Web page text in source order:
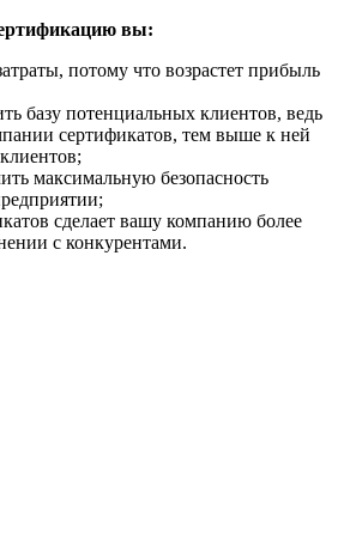
вы:
потому что возрастет прибыль
базу потенциальных клиентов, ведь
сертификатов, тем выше к ней
максимальную безопасность
сделает вашу компанию более
с конкурентами.